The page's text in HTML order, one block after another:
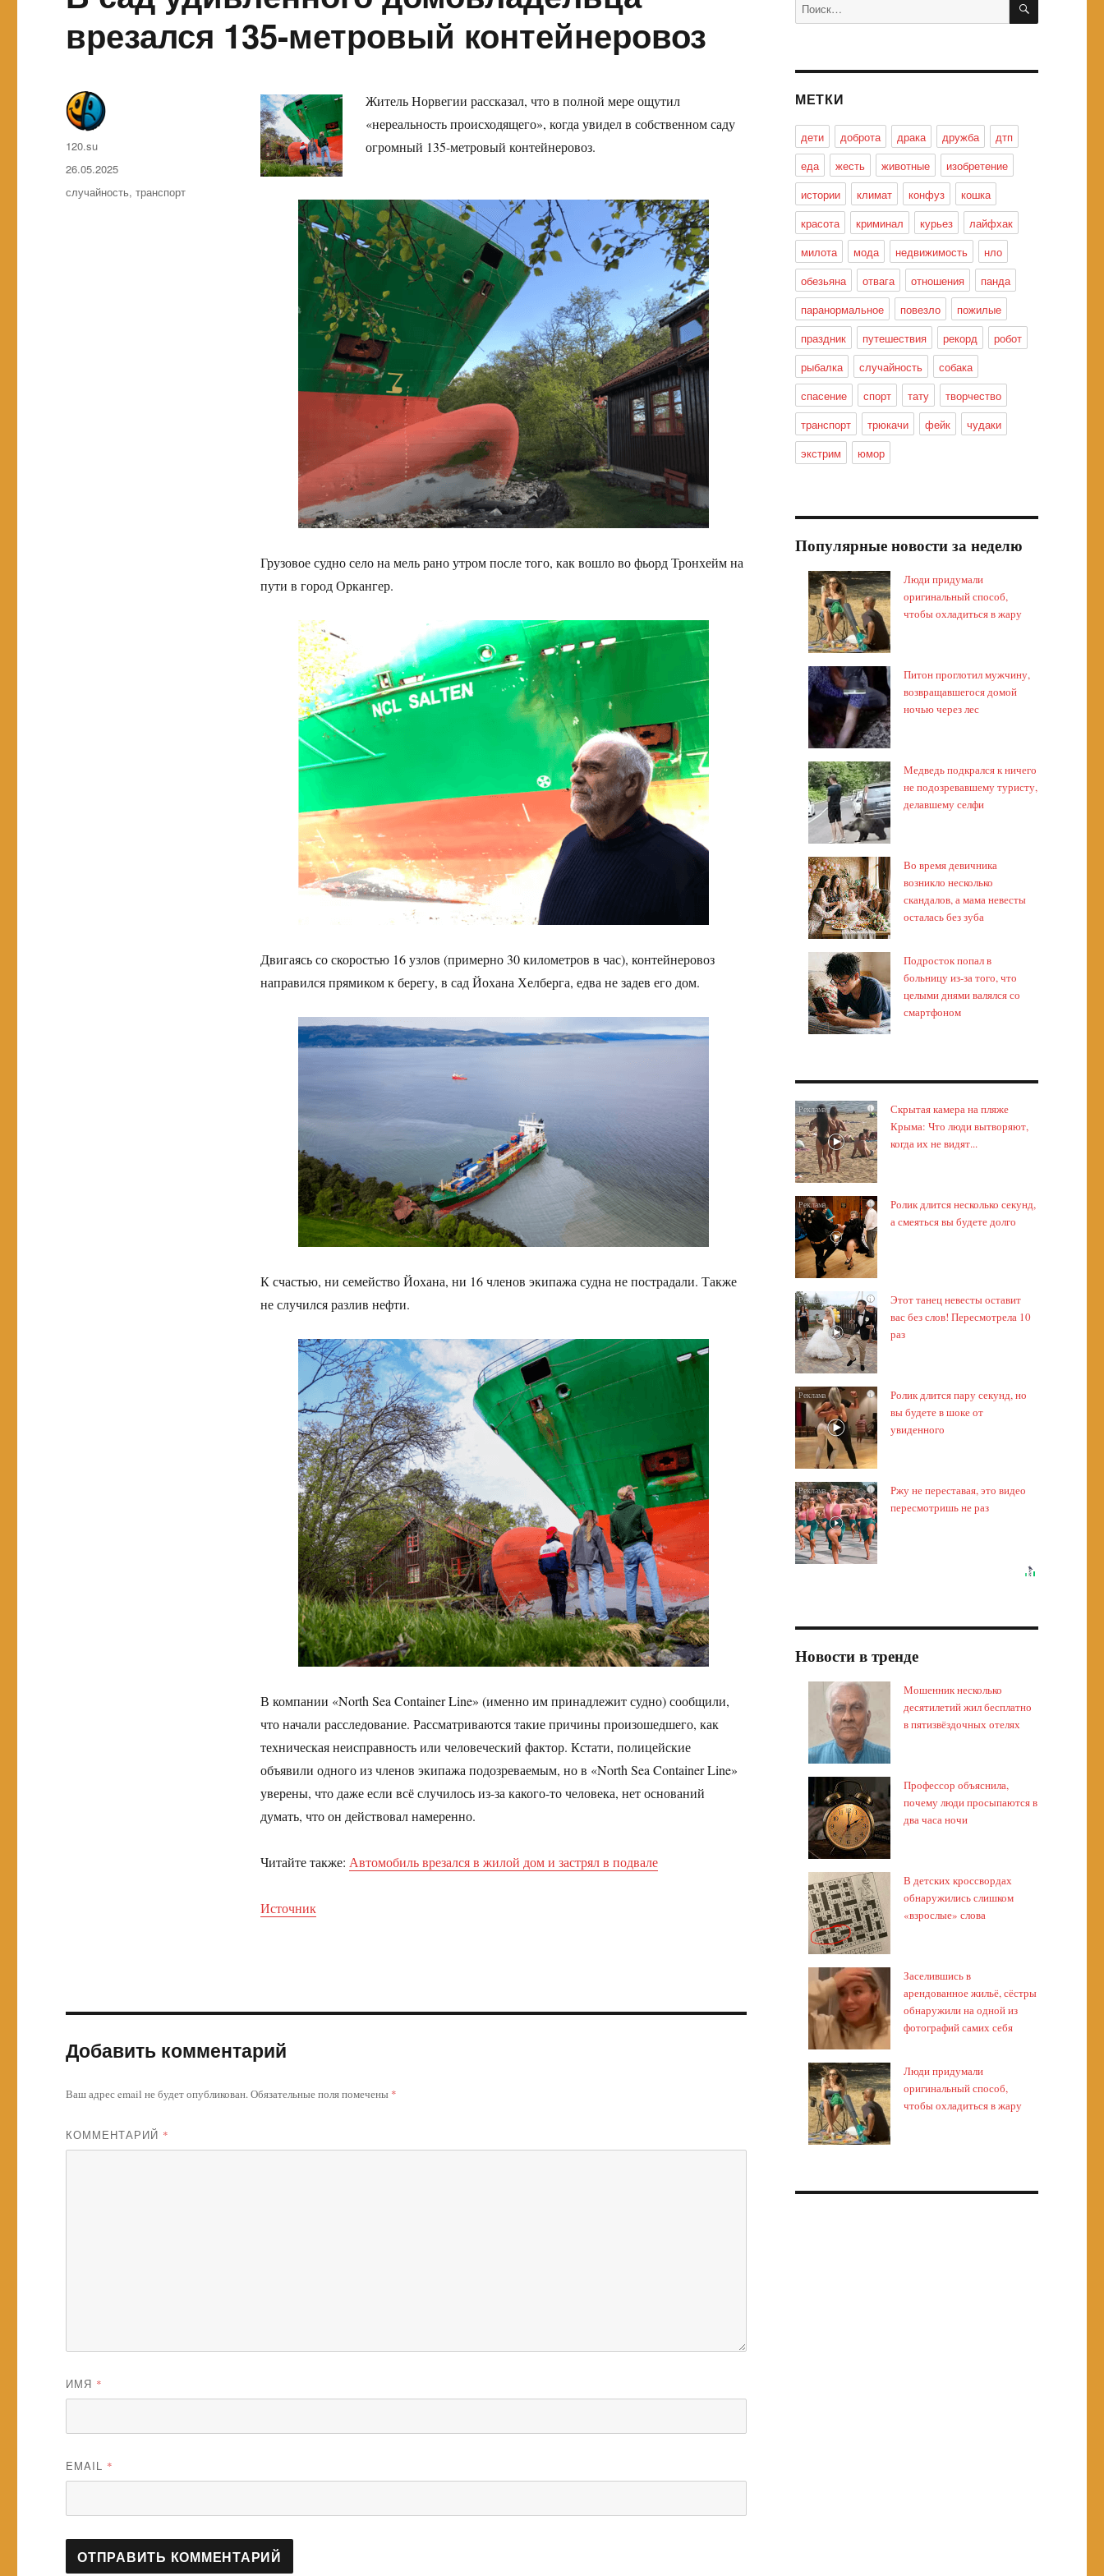
врезался 135-метровый контейнеровоз
Житель Норвегии рассказал, что в полной мере ощутил
«нереальность происходящего», когда увидел в собственном саду
огромный 135-метровый контейнеровоз.
Грузовое судно село на мель рано утром после того, как вошло во фьорд Тронхейм на
пути в город Оркангер.
Двигаясь со скоростью 16 узлов (примерно 30 километров в час), контейнеровоз
направился прямиком к берегу, в сад Йохана Хелберга, едва не задев его дом.
К счастью, ни семейство Йохана, ни 16 членов экипажа судна не пострадали. Также
не случился разлив нефти.
В компании «North Sea Container Line» (именно им принадлежит судно) сообщили,
что начали расследование. Рассматриваются такие причины произошедшего, как
техническая неисправность или человеческий фактор. Кстати, полицейские
объявили одного из членов экипажа подозреваемым, но в «North Sea Container Line»
уверены, что даже если всё случилось из-за какого-то человека, нет оснований
думать, что он действовал намеренно.
Читайте также: Автомобиль врезался в жилой дом и застрял в подвале
Источник
Автор
120.su
Опубликовано
26.05.2025
Метки
случайность,транспорт
Добавить комментарий
Ваш адрес email не будет опубликован.Обязательные поля помечены *
КОММЕНТАРИЙ *
ИМЯ *
EMAIL *
МЕТКИ
дети доброта драка дружба
дтп
еда
жесть животные
изобретение
истории
климат конфуз
кошка
красота
криминал курьез
лайфхак
милота
мода недвижимость
нло
обезьяна
отвага отношения
панда
паранормальное
повезло
пожилые
праздник
путешествия рекорд
робот
рыбалка
случайность
собака
спасение
спорт тату
творчество
транспорт
трюкачи фейк
чудаки
экстрим
юмор
Популярные новости за неделю
Люди придумали
оригинальный способ,
чтобы охладиться в жару
Питон проглотил мужчину,
возвращавшегося домой
ночью через лес
Медведь подкрался к ничего
не подозревавшему туристу,
делавшему селфи
Во время девичника
возникло несколько
скандалов, а мама невесты
осталась без зуба
Подросток попал в
больницу из-за того, что
целыми днями валялся со
смартфоном
i
Скрытая камера на пляже
Крыма: Что люди вытворяют,
когда их не видят...
i
Ролик длится несколько секунд,
а смеяться вы будете долго
i
Этот танец невесты оставит
вас без слов! Пересмотрела 10
раз
i
Ролик длится пару секунд, но
вы будете в шоке от
увиденного
i
Ржу не переставая, это видео
пересмотришь не раз
Новости в тренде
Мошенник несколько
десятилетий жил бесплатно
в пятизвёздочных отелях
Профессор объяснила,
почему люди просыпаются в
два часа ночи
В детских кроссвордах
обнаружились слишком
«взрослые» слова
Заселившись в
арендованное жильё, сёстры
обнаружили на одной из
фотографий самих себя
Люди придумали
оригинальный способ,
чтобы охладиться в жару